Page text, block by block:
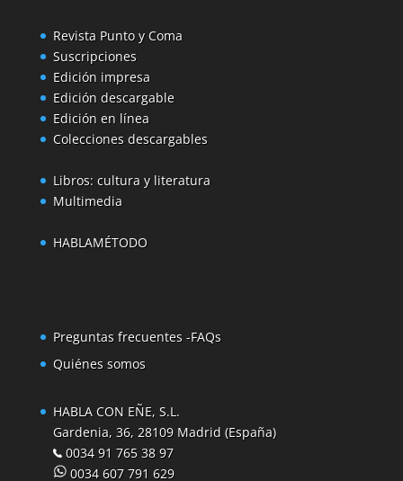
Revista Punto y Coma
Suscripciones
Edición impresa
Edición descargable
Edición en línea
Colecciones descargables
Libros: cultura y literatura
Multimedia
HABLAMÉTODO
Preguntas frecuentes -FAQs
Quiénes somos
HABLA CON EÑE, S.L.
Gardenia, 36, 28109 Madrid (España)
0034 91 765 38 97
0034 607 791 629